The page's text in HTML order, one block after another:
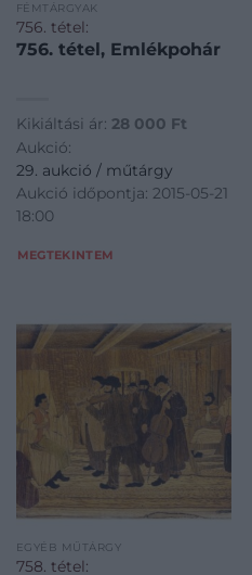
FÉMTÁRGYAK
756. tétel:
756. tétel, Emlékpohár
Kikiáltási ár: 28 000 Ft
Aukció:
29. aukció / műtárgy
Aukció időpontja: 2015-05-21
18:00
MEGTEKINTEM
EGYÉB MŰTÁRGY
758. tétel: